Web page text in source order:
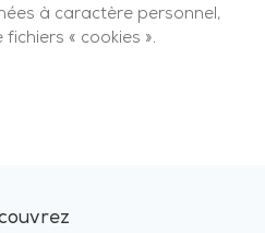
à caractère personnel,
fichiers « cookies ».